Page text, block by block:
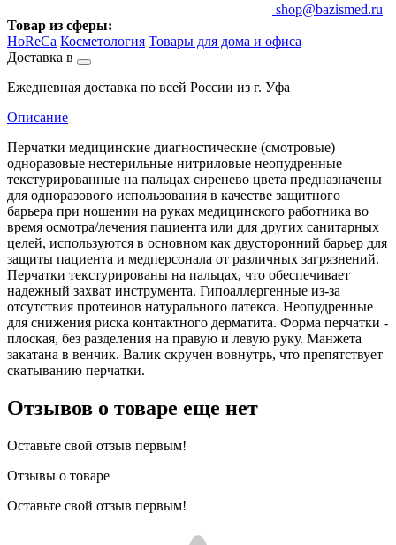
shop@bazismed.ru
Товар из сферы:
HoReCa Косметология Товары для дома и офиса
Доставка в
Ежедневная доставка по всей России из г. Уфа
Описание
Перчатки медицинские диагностические (смотровые)
одноразовые нестерильные нитриловые неопудренные
текстурированные на пальцах сиренево цвета предназначены
для одноразового использования в качестве защитного
барьера при ношении на руках медицинского работника во
время осмотра/лечения пациента или для других санитарных
целей, используются в основном как двусторонний барьер для
защиты пациента и медперсонала от различных загрязнений.
Перчатки текстурированы на пальцах, что обеспечивает
надежный захват инструмента. Гипоаллергенные из-за
отсутствия протеинов натурального латекса. Неопудренные
для снижения риска контактного дерматита. Форма перчатки -
плоская, без разделения на правую и левую руку. Манжета
закатана в венчик. Валик скручен вовнутрь, что препятствует
скатыванию перчатки.
Отзывов о товаре еще нет
Оставьте свой отзыв первым!
Отзывы о товаре
Оставьте свой отзыв первым!